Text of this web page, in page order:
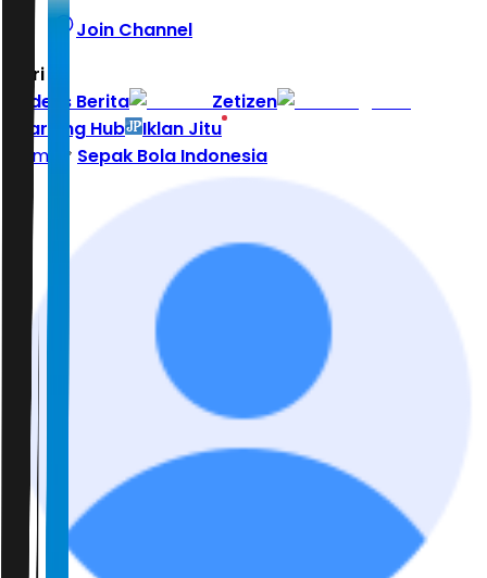
Join Channel
Hari ini
Indeks Berita
Zetizen
Learning Hub
Iklan Jitu
Home
Sepak Bola Indonesia